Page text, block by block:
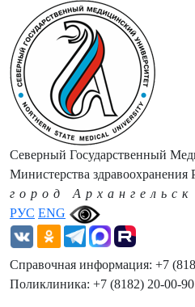
РУС ENG
Северный Государственный
Министерства здравоохранения
город Архангельск
Справочная информация: +7
Поликлиника: +7 (8182) 20-00-90